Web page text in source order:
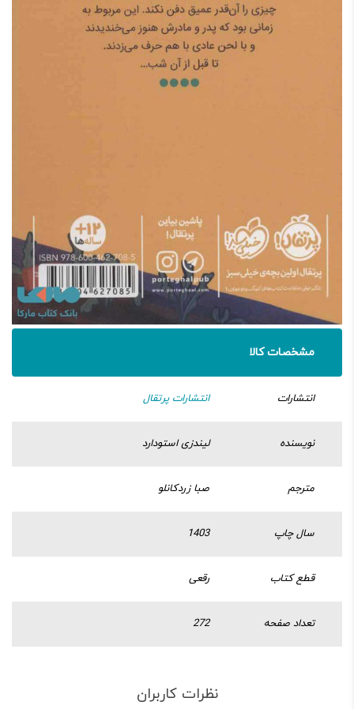
مشخصات کالا
انتشارات انتشارات پرتقال
نویسنده لیندزی استودارد
مترجم صبا زردکانلو
سال چاپ 1403
قطع کتاب رقعی
تعداد صفحه 272
نظرات کاربران